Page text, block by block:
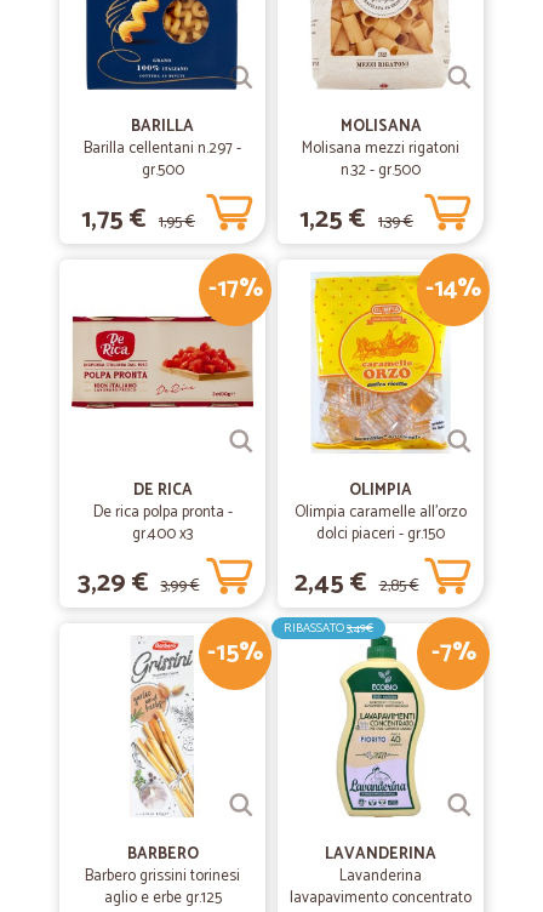
BARILLA
Barilla cellentani n.297 -
gr.500
1,75 € 1,95 €
MOLISANA
Molisana mezzi rigatoni
n.32 - gr.500
1,25 € 1,39 €
-17%
DE RICA
De rica polpa pronta -
gr.400 x3
3,29 € 3,99 €
-14%
OLIMPIA
Olimpia caramelle all'orzo
dolci piaceri - gr.150
2,45 € 2,85 €
-15%
BARBERO
Barbero grissini torinesi
aglio e erbe gr.125
-7%
RIBASSATO3,49€
LAVANDERINA
Lavanderina
lavapavimento concentrato